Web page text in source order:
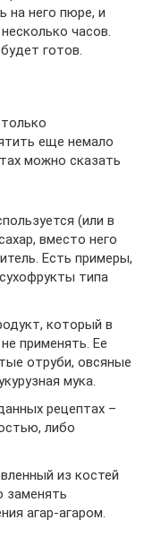
на него пюре, и
часов.
готов.
еще немало
можно сказать
(или в
вместо него
Есть примеры,
типа
который в
применять. Ее
отруби, овсяные
мука.
рецептах –
либо
из костей
заменять
агар-агаром.